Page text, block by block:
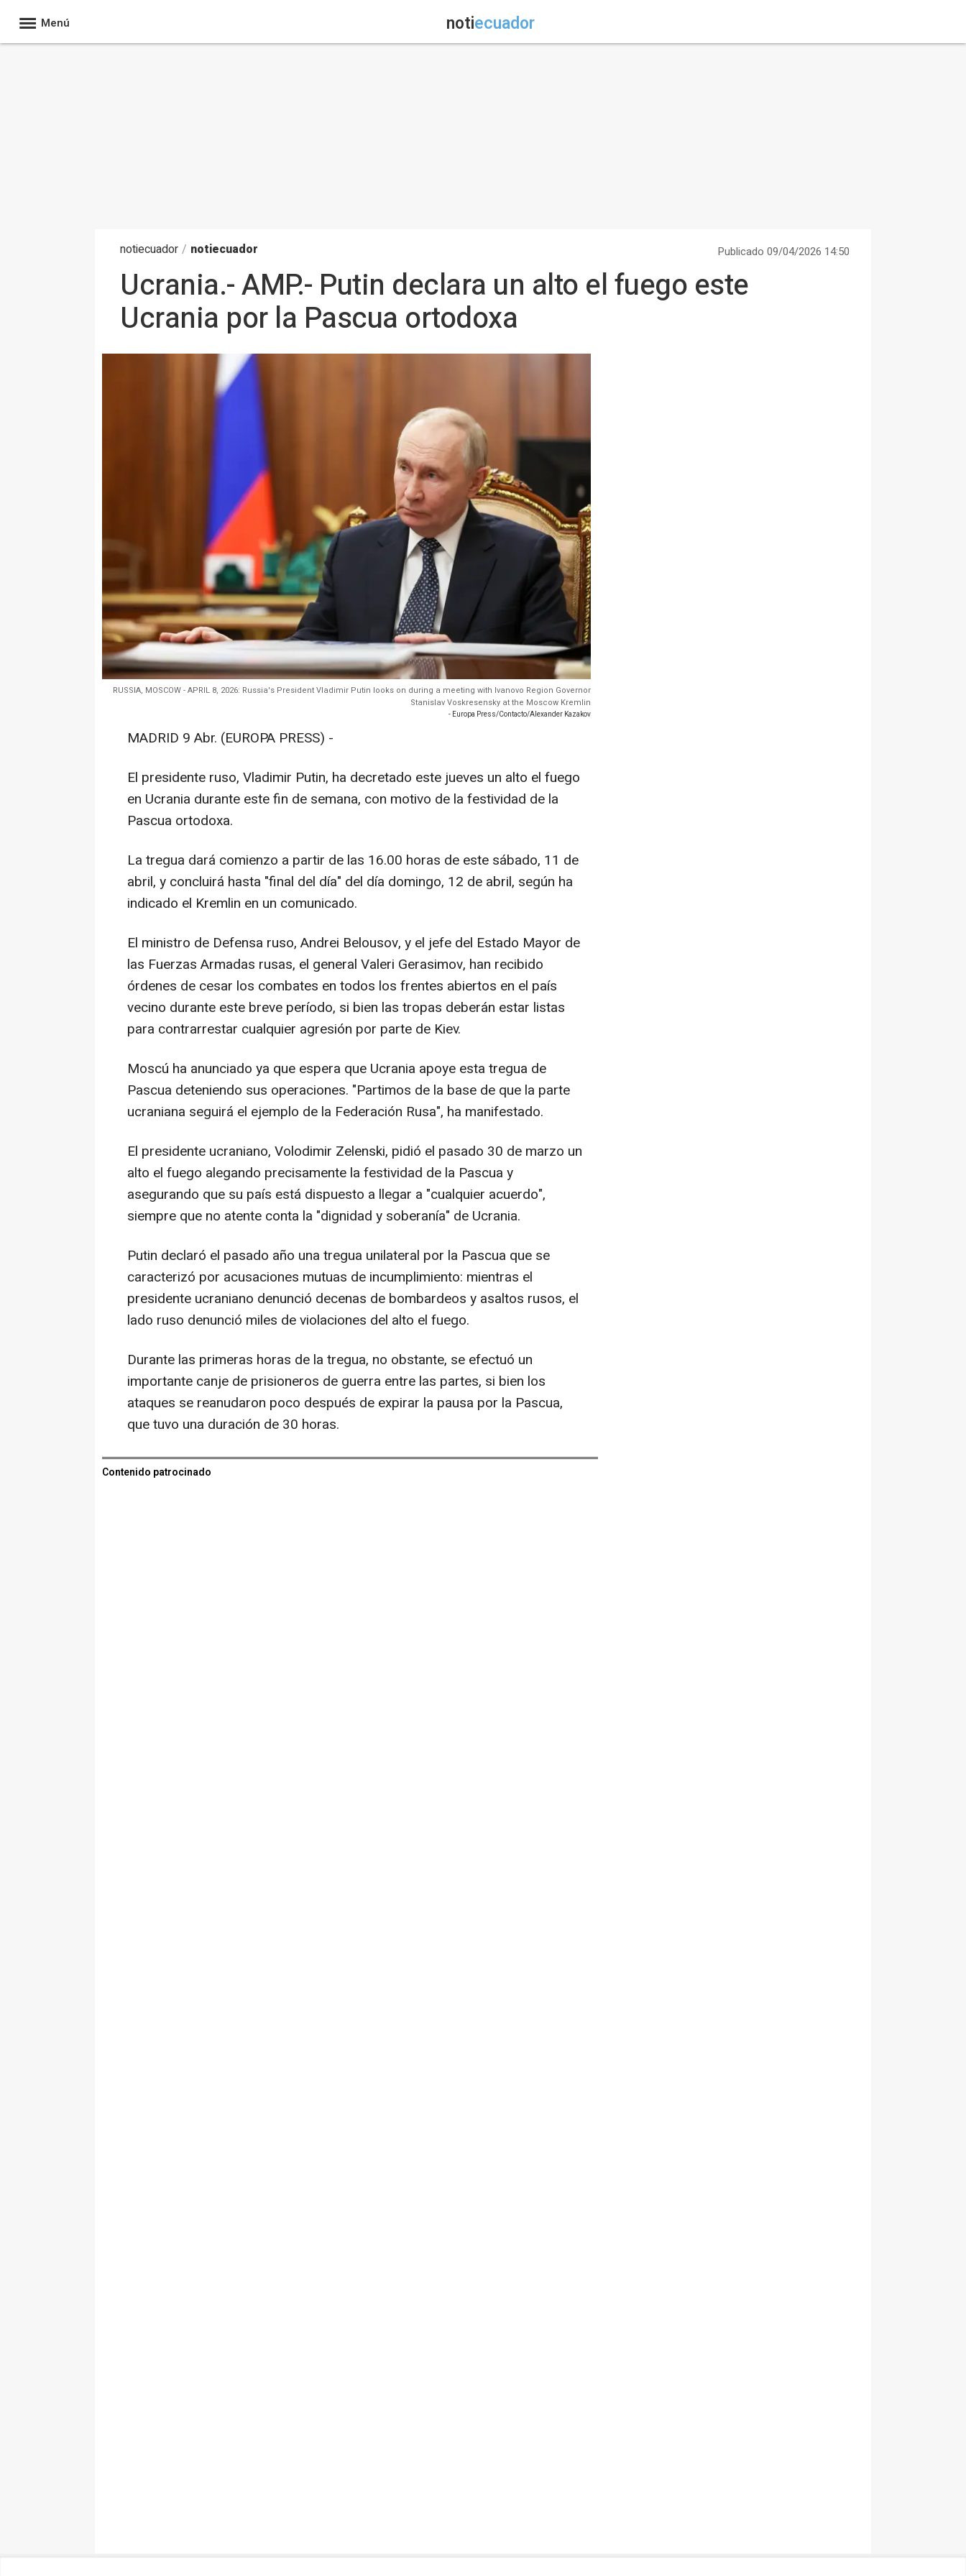
Menú notiecuador
notiecuador / notiecuador Publicado 09/04/2026 14:50
Ucrania.- AMP.- Putin declara un alto el fuego este
Ucrania por la Pascua ortodoxa
RUSSIA, MOSCOW - APRIL 8, 2026: Russia's President Vladimir Putin looks on during a meeting with Ivanovo Region Governor
Stanislav Voskresensky at the Moscow Kremlin
- Europa Press/Contacto/Alexander Kazakov
MADRID 9 Abr. (EUROPA PRESS) -
El presidente ruso, Vladimir Putin, ha decretado este jueves un alto el fuego
en Ucrania durante este fin de semana, con motivo de la festividad de la
Pascua ortodoxa.
La tregua dará comienzo a partir de las 16.00 horas de este sábado, 11 de
abril, y concluirá hasta "final del día" del día domingo, 12 de abril, según ha
indicado el Kremlin en un comunicado.
El ministro de Defensa ruso, Andrei Belousov, y el jefe del Estado Mayor de
las Fuerzas Armadas rusas, el general Valeri Gerasimov, han recibido
órdenes de cesar los combates en todos los frentes abiertos en el país
vecino durante este breve período, si bien las tropas deberán estar listas
para contrarrestar cualquier agresión por parte de Kiev.
Moscú ha anunciado ya que espera que Ucrania apoye esta tregua de
Pascua deteniendo sus operaciones. "Partimos de la base de que la parte
ucraniana seguirá el ejemplo de la Federación Rusa", ha manifestado.
El presidente ucraniano, Volodimir Zelenski, pidió el pasado 30 de marzo un
alto el fuego alegando precisamente la festividad de la Pascua y
asegurando que su país está dispuesto a llegar a "cualquier acuerdo",
siempre que no atente conta la "dignidad y soberanía" de Ucrania.
Putin declaró el pasado año una tregua unilateral por la Pascua que se
caracterizó por acusaciones mutuas de incumplimiento: mientras el
presidente ucraniano denunció decenas de bombardeos y asaltos rusos, el
lado ruso denunció miles de violaciones del alto el fuego.
Durante las primeras horas de la tregua, no obstante, se efectuó un
importante canje de prisioneros de guerra entre las partes, si bien los
ataques se reanudaron poco después de expirar la pausa por la Pascua,
que tuvo una duración de 30 horas.
Contenido patrocinado